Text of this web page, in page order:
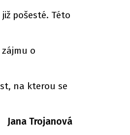
pošesté. Této
o
na kterou se
Jana Trojanová